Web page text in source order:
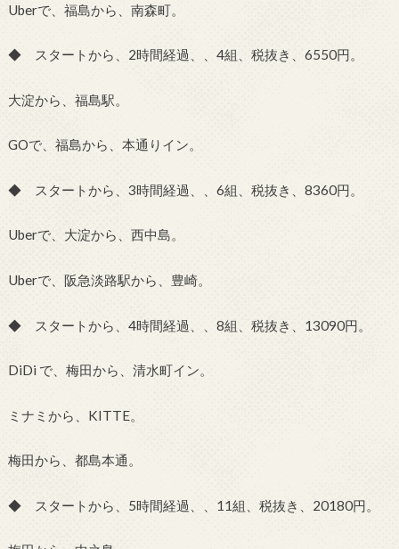
Uberで、福島から、南森町。
◆ スタートから、2時間経過、、4組、税抜き、6550円。
大淀から、福島駅。
GOで、福島から、本通りイン。
◆ スタートから、3時間経過、、6組、税抜き、8360円。
Uberで、大淀から、西中島。
Uberで、阪急淡路駅から、豊崎。
◆ スタートから、4時間経過、、8組、税抜き、13090円。
DiDi で、梅田から、清水町イン。
ミナミから、KITTE。
梅田から、都島本通。
◆ スタートから、5時間経過、、11組、税抜き、20180円。